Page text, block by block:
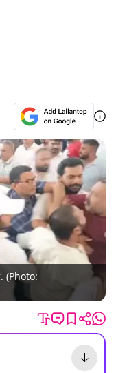
(Photo: